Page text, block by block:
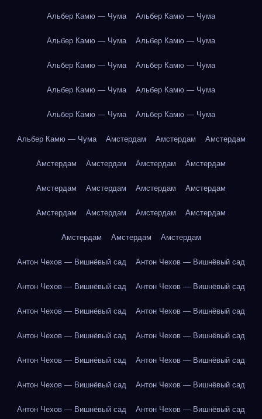
Альбер Камю — Чума Альбер Камю — Чума
Альбер Камю — Чума Альбер Камю — Чума
Альбер Камю — Чума Альбер Камю — Чума
Альбер Камю — Чума Альбер Камю — Чума
Альбер Камю — Чума Альбер Камю — Чума
Альбер Камю — Чума Амстердам Амстердам Амстердам
Амстердам Амстердам Амстердам Амстердам
Амстердам Амстердам Амстердам Амстердам
Амстердам Амстердам Амстердам Амстердам
Амстердам Амстердам Амстердам
Антон Чехов — Вишнёвый сад Антон Чехов — Вишнёвый сад
Антон Чехов — Вишнёвый сад Антон Чехов — Вишнёвый сад
Антон Чехов — Вишнёвый сад Антон Чехов — Вишнёвый сад
Антон Чехов — Вишнёвый сад Антон Чехов — Вишнёвый сад
Антон Чехов — Вишнёвый сад Антон Чехов — Вишнёвый сад
Антон Чехов — Вишнёвый сад Антон Чехов — Вишнёвый сад
Антон Чехов — Вишнёвый сад Антон Чехов — Вишнёвый сад